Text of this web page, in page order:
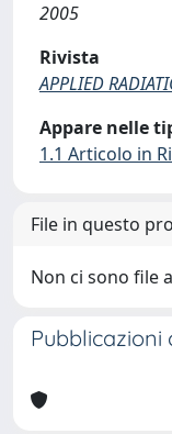
2005
Rivista
APPLIED
Appare nelle
1.1 Articolo in
File in questo
Non ci sono file
Pubblicazioni